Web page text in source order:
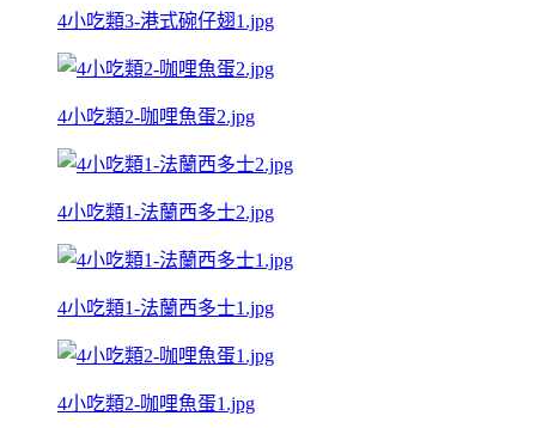
4小吃類3-港式碗仔翅1.jpg
4小吃類2-咖哩魚蛋2.jpg
4小吃類1-法蘭西多士2.jpg
4小吃類1-法蘭西多士1.jpg
4小吃類2-咖哩魚蛋1.jpg